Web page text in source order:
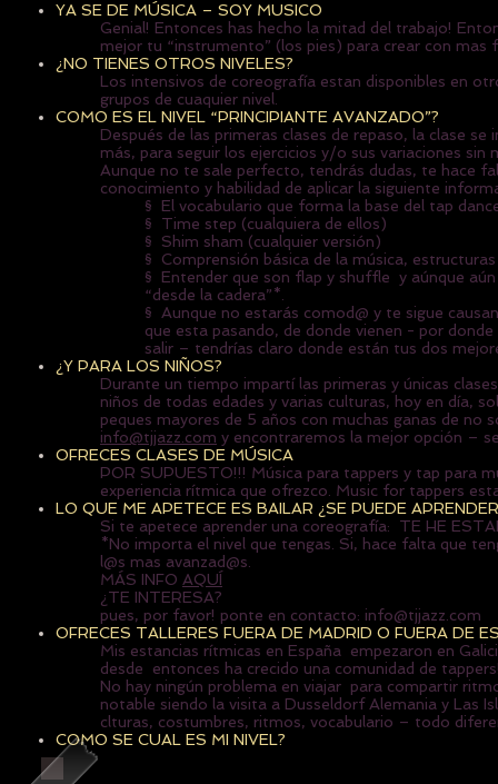
YA SE DE MÚSICA – SOY MUSICO
Genial! Entonces has hecho la mitad del trabajo!
mejor tu “instrumento” (los pies) para crear con mas
¿NO TIENES OTROS NIVELES?
Los intensivos de coreografía estan disponibles en
grupos de cuaquier nivel.
COMO ES EL NIVEL “PRINCIPIANTE AVANZADO”?
Después de las primeras clases de repaso, la clase
más, para seguir los ejercicios y/o sus variaciones sin
Aunque no te sale perfecto, tendrás dudas, te hace
conocimiento y habilidad de aplicar la siguiente
§ El vocabulario que forma la base del tap
§ Time step (cualquiera de ellos)
§ Shim sham (cualquier versión)
§ Comprensión básica de la música,
§ Entender que son flap y shuffle y aúnque
“desde la cadera”*.
§ Aunque no estarás comod@ y te sigue
que esta pasando, de donde vienen - por
salir – tendrías claro donde están tus dos
¿Y PARA LOS NIÑOS?
Durante un tiempo impartí las primeras y únicas
niños de todas edades y varias culturas, hoy en día,
peques mayores de 5 años con muchas ganas de no
info@tjjazz.com y encontraremos la mejor opción –
OFRECES CLASES DE MÚSICA
POR SUPUESTO!!! Música para tappers y tap para
experiencia rítmica que ofrezco. Music for tappers
LO QUE ME APETECE ES BAILAR ¿SE PUEDE
Si te apetece aprender una coreografía: TE HE
*No importa el nivel que tengas. Si, hace falta que
l@s mas avanzad@s.
MÁS INFO AQUÍ
¿TE INTERESA?
pues, por favor! ponte en contacto: info@tjjazz.com
OFRECES TALLERES FUERA DE MADRID O FUERA DE
Mis estancias rítmicas en España empezaron en
desde entonces ha crecido una comunidad de
No hay ningún problema en viajar para compartir
notable siendo la visita a Dusseldorf Alemania y Las
clturas, costumbres, ritmos, vocabulario – todo
COMO SE CUAL ES MI NIVEL?